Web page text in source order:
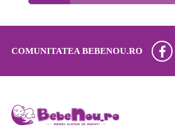
COMUNITATEA BEBENOU.RO